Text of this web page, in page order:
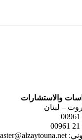
والاستشارات